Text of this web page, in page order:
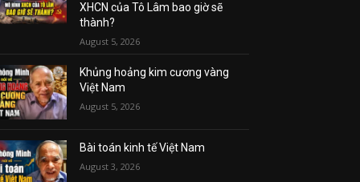
XHCN của Tô Lâm bao giờ sẽ
thành?
August 5, 2026
Khủng hoảng kim cương vàng
Việt Nam
August 5, 2026
Bài toán kinh tế Việt Nam
August 3, 2026